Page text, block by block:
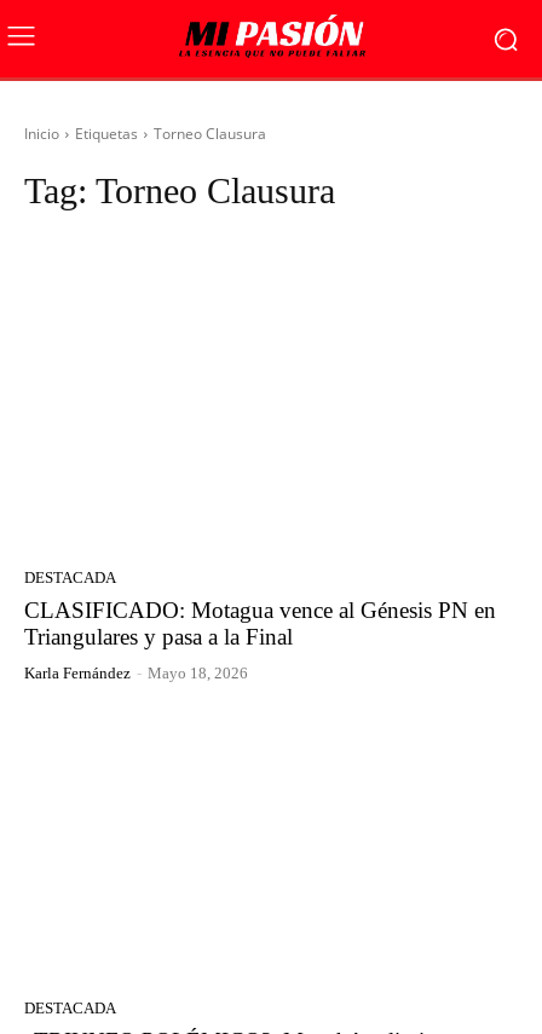
Inicio Etiquetas Torneo Clausura
Tag: Torneo Clausura
DESTACADA
CLASIFICADO: Motagua vence al Génesis PN en
Triangulares y pasa a la Final
Karla Fernández - Mayo 18, 2026
DESTACADA